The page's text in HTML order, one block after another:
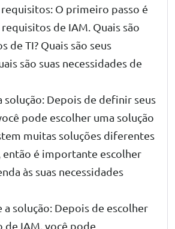
O primeiro passo é
de IAM. Quais são
de TI? Quais são seus
são suas necessidades de
solução: Depois de definir seus
pode escolher uma solução
muitas soluções diferentes
então é importante escolher
às suas necessidades
solução: Depois de escolher
de IAM, você pode